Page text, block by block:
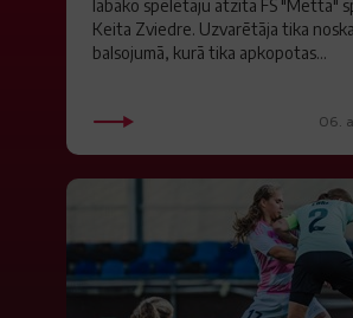
labāko spēlētāju atzīta FS "Metta"
Keita Zviedre. Uzvarētāja tika
balsojumā, kurā tika apkopotas...
06.